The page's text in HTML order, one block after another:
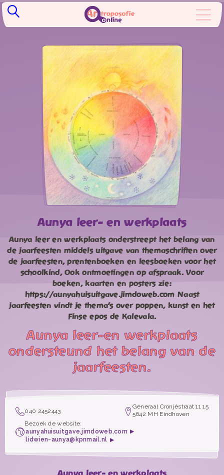
Aunya leer- en werkplaats
Aunya leer en werkplaats onderstreept het belang van
de jaarfeesten middels uitgave van themaschriften over
de jaarfeesten, prentenboeken en leesboeken voor het
schoolkind, Ook ontmoetingen op afspraak. Voor
boeken, kaarten en posters zie:
https://aunyahuisuitgave.jimdoweb.com Naast
jaarfeesten vindt je thema's over poppen, kunst en het
Finse epos de Kalevala.
Aunya leer-en werkplaats
ondersteund het belang van de
jaarfeesten.
040 2452443
Generaal Cronjéstraat 11 15
5642 MH Eindhoven
Bezoek de website:
aunyahuisuitgave.jimdoweb.com
lidwien-aunya@kpnmail.nl